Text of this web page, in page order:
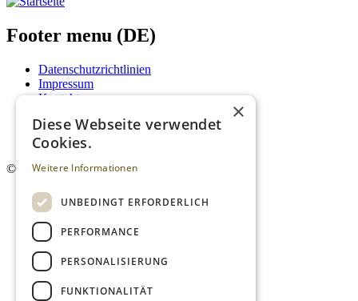
Footer menu (DE)
Datenschutzrichtlinien
Impressum
Kontakt
AGB
Newsletter
© 2026. Alle Rechte vorbehalten.
×
Diese Webseite verwendet
Cookies.
Weitere Informationen
UNBEDINGT ERFORDERLICH
PERFORMANCE
PERSONALISIERUNG
FUNKTIONALITÄT